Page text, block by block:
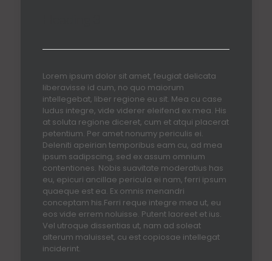
Lorem ipsum dolor sit amet, feugiat delicata
liberavisse id cum, no quo maiorum
intellegebat, liber regione eu sit. Mea cu case
ludus integre, vide viderer eleifend ex mea. His
at soluta regione diceret, cum et atqui placerat
petentium. Per amet nonumy periculis ei.
Deleniti apeirian temporibus eam cu, ad mea
ipsum sadipscing, sed ex assum omnium
contentiones. Nobis suavitate moderatius has
eu, epicuri ancillae pericula ei nam, ferri ipsum
quaeque est ea. Ex omnis menandri
conceptam his.Ferri reque integre mea ut, eu
eos vide errem noluisse. Putent laoreet et ius.
Vel utroque dissentias ut, nam ad soleat
alterum maluisset, cu est copiosae intellegat
inciderint.